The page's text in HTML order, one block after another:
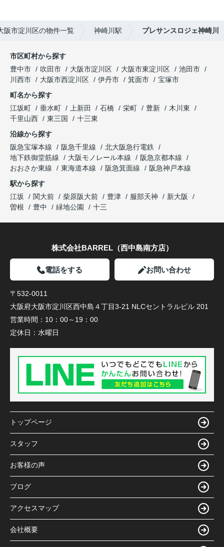
阪市淀川区の物件一覧 神崎川駅 プレサンスロジェ神崎川
市区町村から探す
豊中市
吹田市 大阪市淀川区 大阪市東淀川区
池田市
川西市
大阪市西淀川区 伊丹市 箕面市
宝塚市
町名から探す
江坂町
垂水町 上新田 石橋 栄町 豊新
木川東
千里山西
東三国
十三東
沿線から探す
阪急宝塚本線
阪急千里線
北大阪急行電鉄
地下鉄御堂筋線
大阪モノレール本線
阪急京都本線
おおさか東線
東海道本線 阪急箕面線
阪急神戸本線
駅から探す
江坂
関大前 柴原阪大前 豊津 服部天神
新大阪
曽根
豊中 緑地公園 十三
株式会社BARREL（西中島南方店）
電話をする お問い合わせ
〒532-0011
大阪府大阪市淀川区西中島４丁目3-21 NLCセントラルビル 201
営業時間： 10：00～19：00
定休日： 水曜日
トップページ
スタッフ
お客様の声
ブログ
アクセスマップ
会社概要